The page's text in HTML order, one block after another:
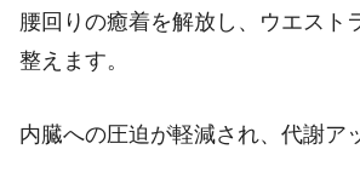
腰回りの癒着を解放し、ウエスト
整えます。
内臓への圧迫が軽減され、代謝ア